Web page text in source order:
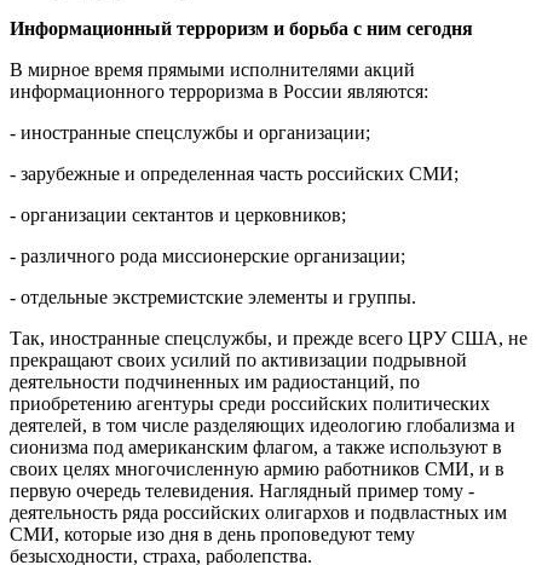
Информационный терроризм и борьба с ним сегодня
В мирное время прямыми исполнителями акций
информационного терроризма в России являются:
- иностранные спецслужбы и организации;
- зарубежные и определенная часть российских СМИ;
- организации сектантов и церковников;
- различного рода миссионерские организации;
- отдельные экстремистские элементы и группы.
Так, иностранные спецслужбы, и прежде всего ЦРУ США, не
прекращают своих усилий по активизации подрывной
деятельности подчиненных им радиостанций, по
приобретению агентуры среди российских политических
деятелей, в том числе разделяющих идеологию глобализма и
сионизма под американским флагом, а также используют в
своих целях многочисленную армию работников СМИ, и в
первую очередь телевидения. Наглядный пример тому -
деятельность ряда российских олигархов и подвластных им
СМИ, которые изо дня в день проповедуют тему
безысходности, страха, раболепства.